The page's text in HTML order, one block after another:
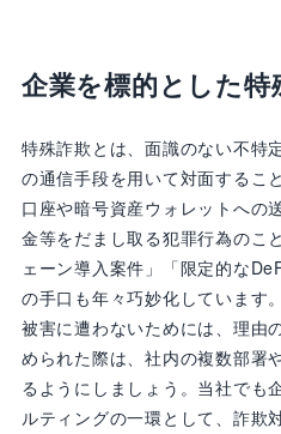
企業を標的とした特
特殊詐欺とは、面識のない不特
の通信手段を用いて対面するこ
口座や暗号資産ウォレットへの
金等をだまし取る犯罪行為のこ
ェーン導入案件」「限定的な
の手口も年々巧妙化しています。
被害に遭わないためには、理由
められた際は、社内の複数部署
るようにしましょう。当社でも
ルティングの一環として、詐欺